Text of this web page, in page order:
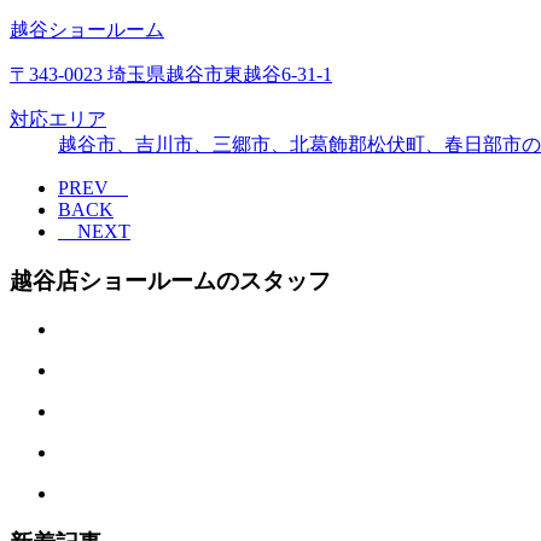
越谷ショールーム
〒343-0023 埼玉県越谷市東越谷6-31-1
対応エリア
越谷市、吉川市、三郷市、北葛飾郡松伏町、春日部市
PREV
BACK
NEXT
越谷店ショールームのスタッフ